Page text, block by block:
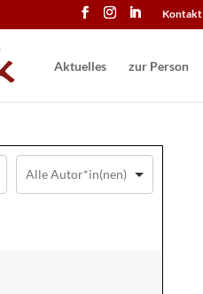
Kontakt
Aktuelles zur Person